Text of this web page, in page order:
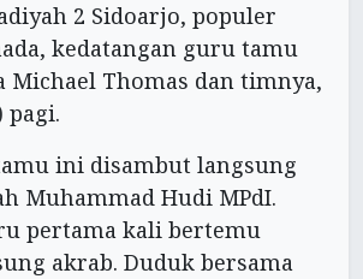
2 Sidoarjo, populer
kedatangan guru tamu
Michael Thomas dan timnya,
pagi.
ini disambut langsung
Muhammad Hudi MPdI.
pertama kali bertemu
akrab. Duduk bersama